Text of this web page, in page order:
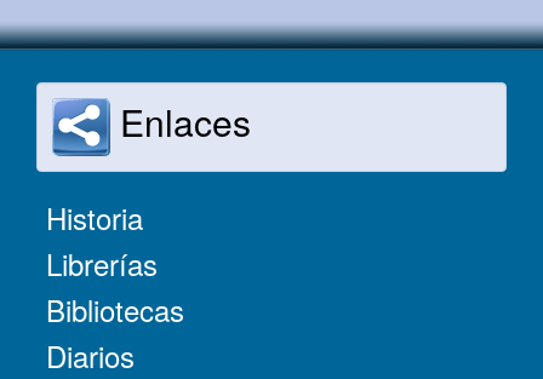
Enlaces
Historia
Librerías
Bibliotecas
Diarios